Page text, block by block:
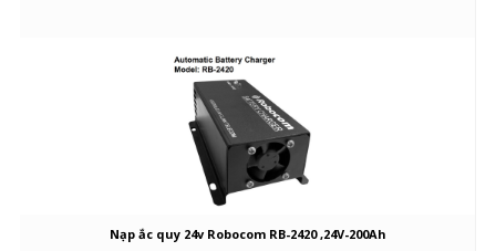
Nạp ắc quy 24v Robocom RB-2420 ,24V-200Ah